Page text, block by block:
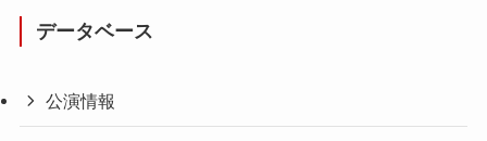
データベース
公演情報